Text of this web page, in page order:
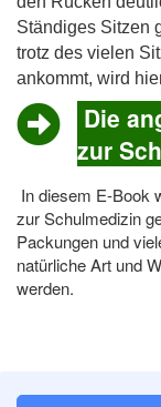
Ständiges Sitzen
trotz des vielen
ankommt, wird
Die
zur
In diesem E-Book
zur Schulmedizin
Packungen und
natürliche Art und
werden.